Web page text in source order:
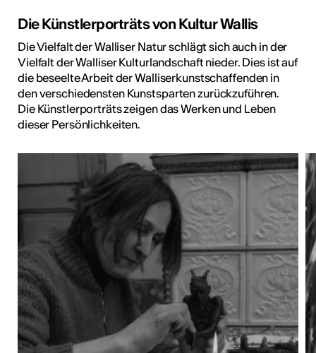
Die Künstlerporträts von Kultur Wallis
Die Vielfalt der Walliser Natur schlägt sich auch in der
Vielfalt der Walliser Kulturlandschaft nieder. Dies ist auf
die beseelte Arbeit der Walliserkunstschaffenden in
den verschiedensten Kunstsparten zurückzuführen.
Die Künstlerporträts zeigen das Werken und Leben
dieser Persönlichkeiten.